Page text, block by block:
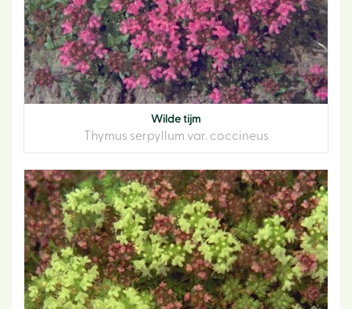
Wilde tijm
Thymus serpyllum var. coccineus